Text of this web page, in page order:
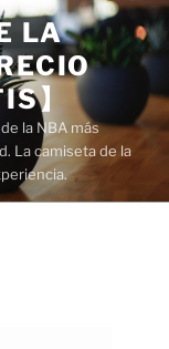
LA
】
la NBA más
La camiseta de la